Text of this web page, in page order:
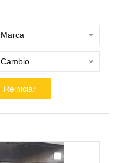
Marca
Cambio
Reiniciar